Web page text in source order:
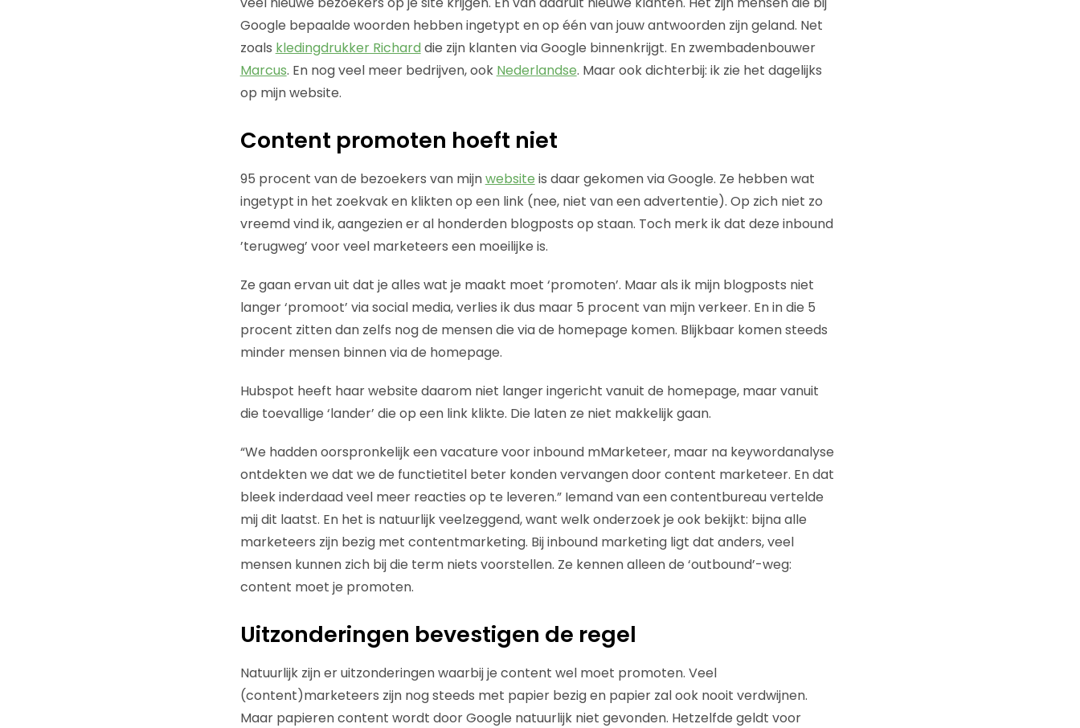
Google bepaalde woorden hebben ingetypt en op één van jouw antwoorden zijn geland. Net
zoals kledingdrukker Richard die zijn klanten via Google binnenkrijgt. En zwembadenbouwer
Marcus. En nog veel meer bedrijven, ook Nederlandse. Maar ook dichterbij: ik zie het dagelijks
op mijn website.
Content promoten hoeft niet
95 procent van de bezoekers van mijnwebsite is daar gekomen via Google. Ze hebben wat
ingetypt in het zoekvak en klikten op een link (nee, niet van een advertentie). Op zich niet zo
vreemd vind ik, aangezien er al honderden blogposts op staan. Toch merk ik dat deze inbound
’terugweg’ voor veel marketeers een moeilijke is.
Ze gaan ervan uit dat je alles wat je maakt moet ‘promoten’. Maar als ik mijn blogposts niet
langer ‘promoot’ via social media, verlies ik dus maar 5 procent van mijn verkeer. En in die 5
procent zitten dan zelfs nog de mensen die via de homepage komen. Blijkbaar komen steeds
minder mensen binnen via de homepage.
Hubspot heeft haar website daarom niet langer ingericht vanuit de homepage, maar vanuit
die toevallige ‘lander’ die op een link klikte. Die laten ze niet makkelijk gaan.
“We hadden oorspronkelijk een vacature voor inbound mMarketeer, maar na keywordanalyse
ontdekten we dat we de functietitel beter konden vervangen door content marketeer. En dat
bleek inderdaad veel meer reacties op te leveren.” Iemand van een contentbureau vertelde
mij dit laatst. En het is natuurlijk veelzeggend, want welk onderzoek je ook bekijkt: bijna alle
marketeers zijn bezig met contentmarketing. Bij inbound marketing ligt dat anders, veel
mensen kunnen zich bij die term niets voorstellen. Ze kennen alleen de ‘outbound’-weg:
content moet je promoten.
Uitzonderingen bevestigen de regel
Natuurlijk zijn er uitzonderingen waarbij je content wel moet promoten. Veel
(content)marketeers zijn nog steeds met papier bezig en papier zal ook nooit verdwijnen.
Maar papieren content wordt door Google natuurlijk niet gevonden. Hetzelfde geldt voor